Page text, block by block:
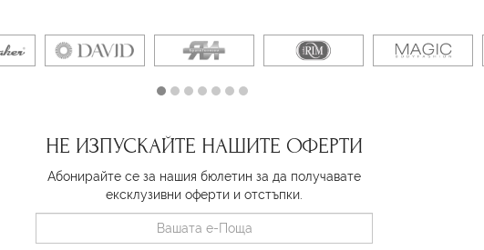
НЕ ИЗПУСКАЙТЕ НАШИТЕ ОФЕРТИ
Абонирайте се за нашия бюлетин за да получавате
ексклузивни оферти и отстъпки.